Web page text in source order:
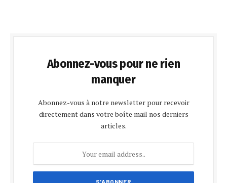
Abonnez-vous pour ne rien
manquer
Abonnez-vous à notre newsletter pour recevoir
directement dans votre boîte mail nos derniers
articles.